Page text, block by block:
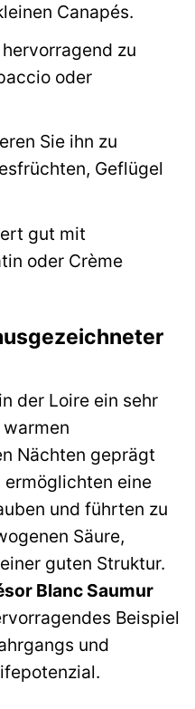
Canapés.
zu
oder
Sie ihn zu
Geflügel
gut mit
oder Crème
der Loire ein sehr
Nächten geprägt
ermöglichten eine
und führten zu
Säure,
guten Struktur.
Blanc Saumur
Beispiel
und